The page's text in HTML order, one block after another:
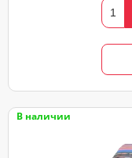
В наличии